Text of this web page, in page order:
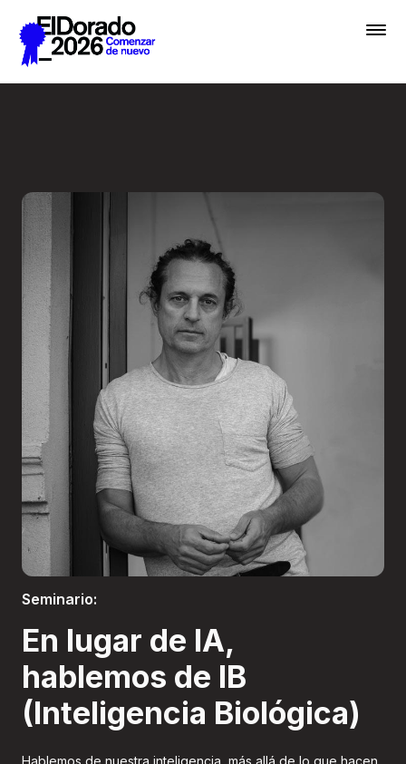
Saltar al contenido principal
Academias
Archivo
Inscribir
Boletería
Seminario:
En lugar de IA,
hablemos de IB
(Inteligencia Biológica)